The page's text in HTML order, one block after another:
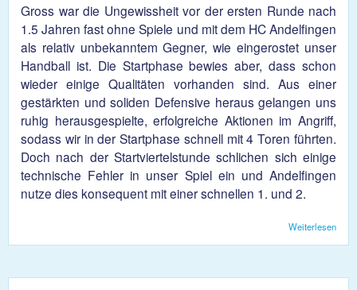
Gross war die Ungewissheit vor der ersten Runde nach
1.5 Jahren fast ohne Spiele und mit dem HC Andelfingen
als relativ unbekanntem Gegner, wie eingerostet unser
Handball ist. Die Startphase bewies aber, dass schon
wieder einige Qualitäten vorhanden sind. Aus einer
gestärkten und soliden Defensive heraus gelangen uns
ruhig herausgespielte, erfolgreiche Aktionen im Angriff,
sodass wir in der Startphase schnell mit 4 Toren führten.
Doch nach der Startviertelstunde schlichen sich einige
technische Fehler in unser Spiel ein und Andelfingen
nutze dies konsequent mit einer schnellen 1. und 2.
Weiterlesen